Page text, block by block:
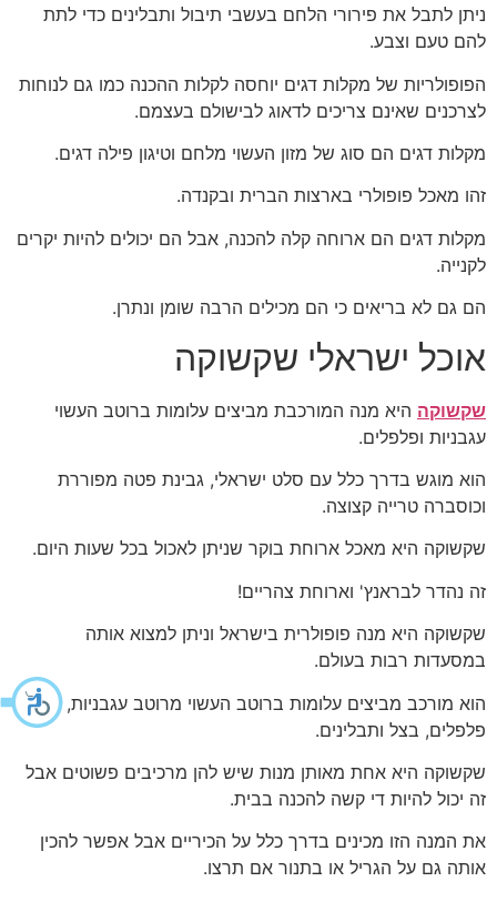
ניתן לתבל את פירורי הלחם בעשבי תיבול ותבלינים כדי לתת
להם טעם וצבע.
הפופולריות של מקלות דגים יוחסה לקלות ההכנה כמו גם לנוחות
לצרכנים שאינם צריכים לדאוג לבישולם בעצמם.
מקלות דגים הם סוג של מזון העשוי מלחם וטיגון פילה דגים.
זהו מאכל פופולרי בארצות הברית ובקנדה.
מקלות דגים הם ארוחה קלה להכנה, אבל הם יכולים להיות יקרים
לקנייה.
הם גם לא בריאים כי הם מכילים הרבה שומן ונתרן.
אוכל ישראלי שקשוקה
שקשוקה היא מנה המורכבת מביצים עלומות ברוטב העשוי
עגבניות ופלפלים.
הוא מוגש בדרך כלל עם סלט ישראלי, גבינת פטה מפוררת
וכוסברה טרייה קצוצה.
שקשוקה היא מאכל ארוחת בוקר שניתן לאכול בכל שעות היום.
זה נהדר לבראנץ' וארוחת צהריים!
שקשוקה היא מנה פופולרית בישראל וניתן למצוא אותה
במסעדות רבות בעולם.
הוא מורכב מביצים עלומות ברוטב העשוי מרוטב עגבניות,
פלפלים, בצל ותבלינים.
שקשוקה היא אחת מאותן מנות שיש להן מרכיבים פשוטים אבל
זה יכול להיות די קשה להכנה בבית.
את המנה הזו מכינים בדרך כלל על הכיריים אבל אפשר להכין
אותה גם על הגריל או בתנור אם תרצו.